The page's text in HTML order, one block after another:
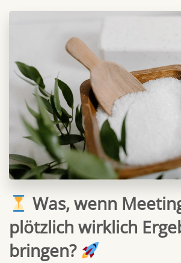
Was, wenn
plötzlich wirklich
bringen?